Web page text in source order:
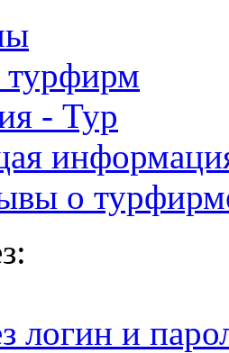
- Тур
о
логин и